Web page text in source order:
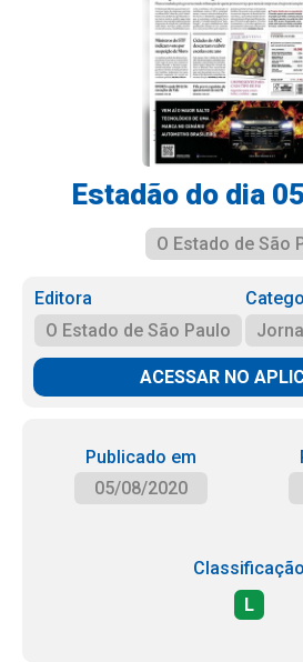
Estadão do dia
O Estado de São
Editora
O Estado de São Paulo
ACESSAR NO
Publicado em
05/08/2020
Classificação
L